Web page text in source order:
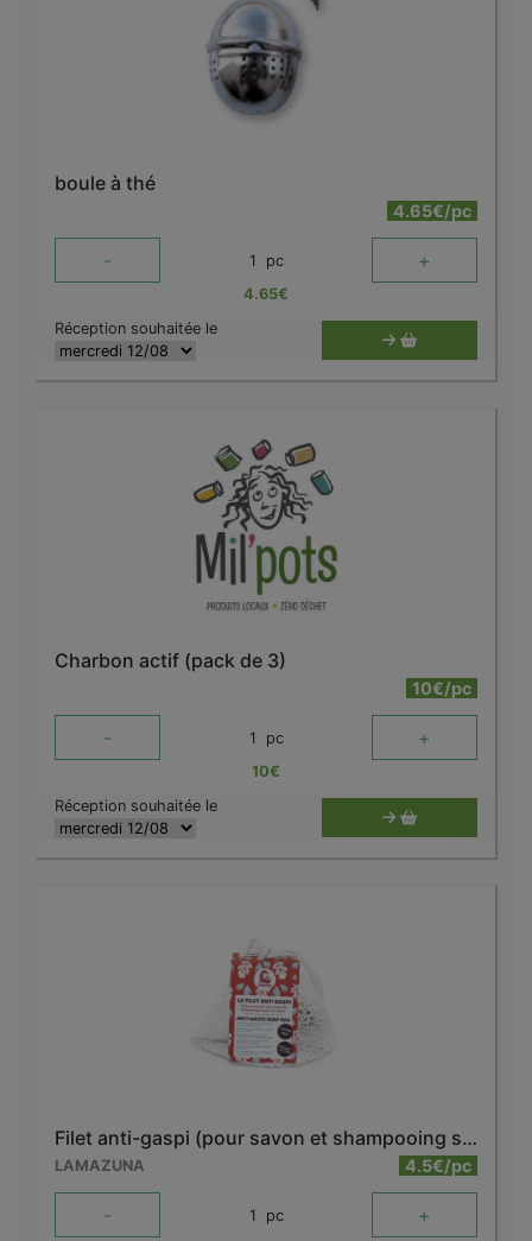
boule à thé
4.65€/pc
- 1 pc +
4.65€
Réception souhaitée le
Charbon actif (pack de 3)
10€/pc
- 1 pc +
10€
Réception souhaitée le
Filet anti-gaspi (pour savon et shampooing solides)
LAMAZUNA 4.5€/pc
- 1 pc +